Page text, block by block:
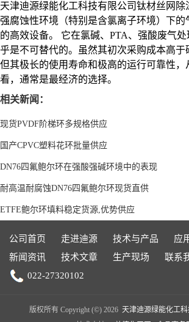
天津迪源绿能化工科技有限公司钛材丝网
强腐蚀性环境（特别是含氯离子环境）下的
的高效设备。 它在氯碱、PTA、强酸废气
乎是不可替代的。虽然其初次采购成本高于
但其极长的使用寿命和极高的运行可靠性，
看，通常是最经济的选择。
相关新闻：
现货PVDF阶梯环多规格供应
国产CPVC塑料花环批量供应
DN76四氟鲍尔环在强酸强碱环境中的表现
耐高温耐腐蚀DN76四氟鲍尔环现货直供
ETFE鲍尔环填料稳定货源,优势供应
公司首页 走进迪源 技术与产品
应
新闻资讯
技术文章 生产现场
联系
022-27320102
版权所有 Copyright (©) 2026 天津迪源绿能化工科